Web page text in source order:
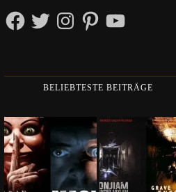
FacebookTwitterInstagramPinterestYouTube
BELIEBTESTE BEITRÄGE